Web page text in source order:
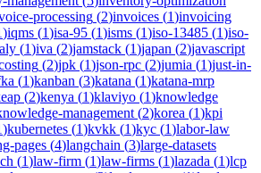
processing (2)invoices (1)invoicing
)iqms (1)isa-95 (1)isms (1)iso-13485 (1)iso-
(1)iva (2)jamstack (1)japan (2)javascript
(2)jpk (1)json-rpc (2)jumia (1)just-in-
(1)kanban (3)katana (1)katana-mrp
(2)kenya (1)klaviyo (1)knowledge
management (2)korea (1)kpi
)kubernetes (1)kvkk (1)kyc (1)labor-law
pages (4)langchain (3)large-datasets
(1)law-firm (1)law-firms (1)lazada (1)lcp